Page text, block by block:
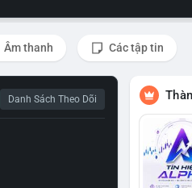
Âm thanh Các tập tin
Danh Sách Theo Dõi